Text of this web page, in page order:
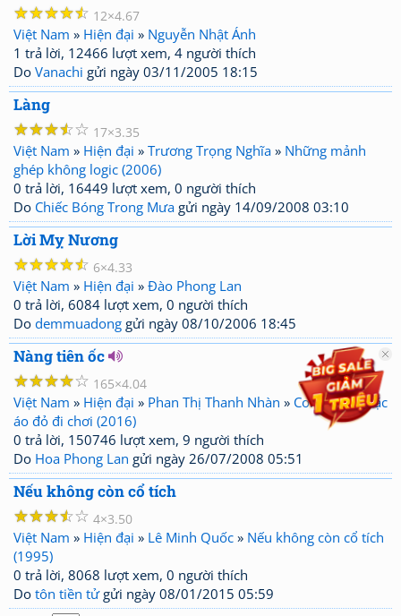
☆
☆
☆
☆
☆ 12 4.67
Việt Nam » Hiện đại » Nguyễn Nhật Ánh
1 trả lời, 12466 lượt xem, 4 người thích
Do Vanachi gửi ngày 03/11/2005 18:15
Làng
☆
☆
☆
☆
☆ 17 3.35
Việt Nam » Hiện đại » Trương Trọng Nghĩa » Những mảnh
ghép không logic (2006)
0 trả lời, 16449 lượt xem, 0 người thích
Do Chiếc Bóng Trong Mưa gửi ngày 14/09/2008 03:10
Lời Mỵ Nương
☆
☆
☆
☆
☆ 6 4.33
Việt Nam » Hiện đại » Đào Phong Lan
0 trả lời, 6084 lượt xem, 0 người thích
Do demmuadong gửi ngày 08/10/2006 18:45
Nàng tiên ốc
☆
☆
☆
☆
☆ 165 4.04
Việt Nam » Hiện đại » Phan Thị Thanh Nhàn » Con muốn mặc
áo đỏ đi chơi (2016)
0 trả lời, 150746 lượt xem, 9 người thích
Do Hoa Phong Lan gửi ngày 26/07/2008 05:51
Nếu không còn cổ tích
☆
☆
☆
☆
☆ 4 3.50
Việt Nam » Hiện đại » Lê Minh Quốc » Nếu không còn cổ tích
(1995)
0 trả lời, 8068 lượt xem, 0 người thích
Do tôn tiền tửgửi ngày 08/01/2015 05:59